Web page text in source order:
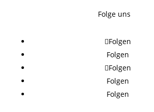
Folge uns
Folgen
Folgen
Folgen
Folgen
Folgen